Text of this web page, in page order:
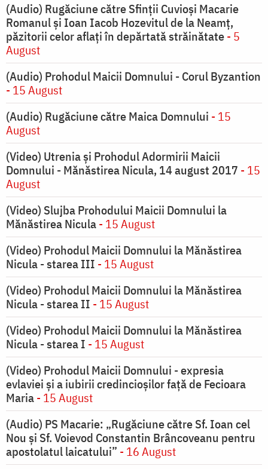
(Audio) Rugăciune către Sfinții Cuvioși Macarie
Romanul și Ioan Iacob Hozevitul de la Neamț,
păzitorii celor aflați în depărtată străinătate- 5
August
(Audio) Prohodul Maicii Domnului - Corul Byzantion
- 15 August
(Audio) Rugăciune către Maica Domnului - 15
August
(Video) Utrenia și Prohodul Adormirii Maicii
Domnului - Mănăstirea Nicula, 14 august 2017 - 15
August
(Video) Slujba Prohodului Maicii Domnului la
Mănăstirea Nicula- 15 August
(Video) Prohodul Maicii Domnului la Mănăstirea
Nicula - starea III - 15 August
(Video) Prohodul Maicii Domnului la Mănăstirea
Nicula - starea II - 15 August
(Video) Prohodul Maicii Domnului la Mănăstirea
Nicula - starea I - 15 August
(Video) Prohodul Maicii Domnului - expresia
evlaviei și a iubirii credincioșilor față de Fecioara
Maria- 15 August
(Audio) PS Macarie: „Rugăciune către Sf. Ioan cel
Nou și Sf. Voievod Constantin Brâncoveanu pentru
apostolatul laicatului” - 16 August